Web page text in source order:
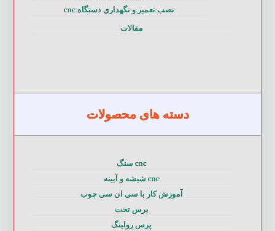
نصب تعمیر و نگهداری دستگاه cnc
مقالات
دسته های محصولات
cnc سنگ
cnc شیشه و آیینه
آموزش کار با سی ان سی چوب
پرس تخت
پرس رولینگ